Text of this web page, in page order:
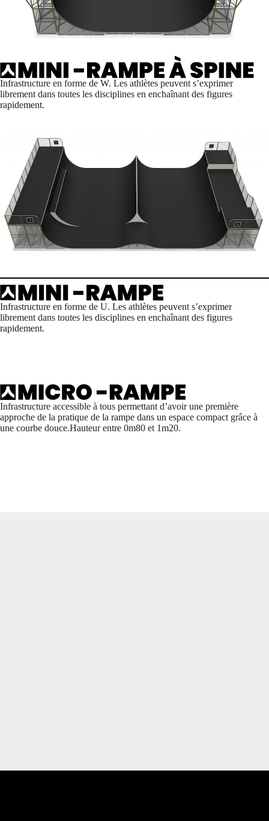
Infrastructure en forme de W. Les athlètes peuvent s’exprimer
librement dans toutes les disciplines en enchaînant des figures
rapidement.
Infrastructure en forme de U. Les athlètes peuvent s’exprimer
librement dans toutes les disciplines en enchaînant des figures
rapidement.
Infrastructure accessible à tous permettant d’avoir une première
approche de la pratique de la rampe dans un espace compact grâce à
une courbe douce.Hauteur entre 0m80 et 1m20.